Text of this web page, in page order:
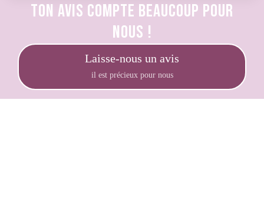
Ton avis compte beaucoup pour
nous !
Laisse-nous un avis
il est précieux pour nous